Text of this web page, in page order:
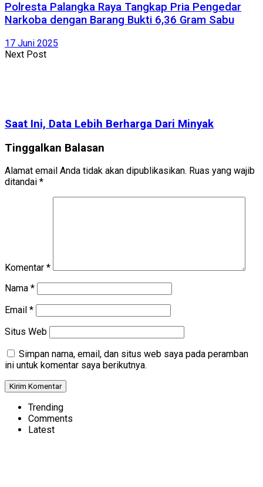
Polresta Palangka Raya Tangkap Pria Pengedar
Narkoba dengan Barang Bukti 6,36 Gram Sabu
17 Juni 2025
Next Post
Saat Ini, Data Lebih Berharga Dari Minyak
Tinggalkan Balasan
Alamat email Anda tidak akan dipublikasikan. Ruas yang wajib
ditandai *
Komentar *
Nama *
Email *
Situs Web
Simpan nama, email, dan situs web saya pada peramban
ini untuk komentar saya berikutnya.
Trending
Comments
Latest